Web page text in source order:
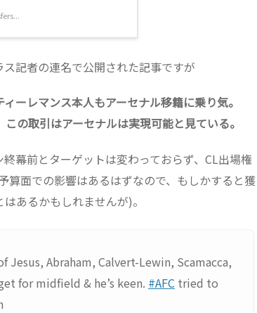
記者の連名で公開された記事ですが
ーレマンス本人もアーセナル移籍に乗り気。
の取引はアーセナルは実現可能と見ている。
幕前とターゲットは変わっておらず、CL出場権
算面での影響はあるはずなので、もしかすると獲
あるかもしれませんが)。
Abraham, Calvert-Lewin, Scamacca,
for midfield & he’s keen. #AFC tried to